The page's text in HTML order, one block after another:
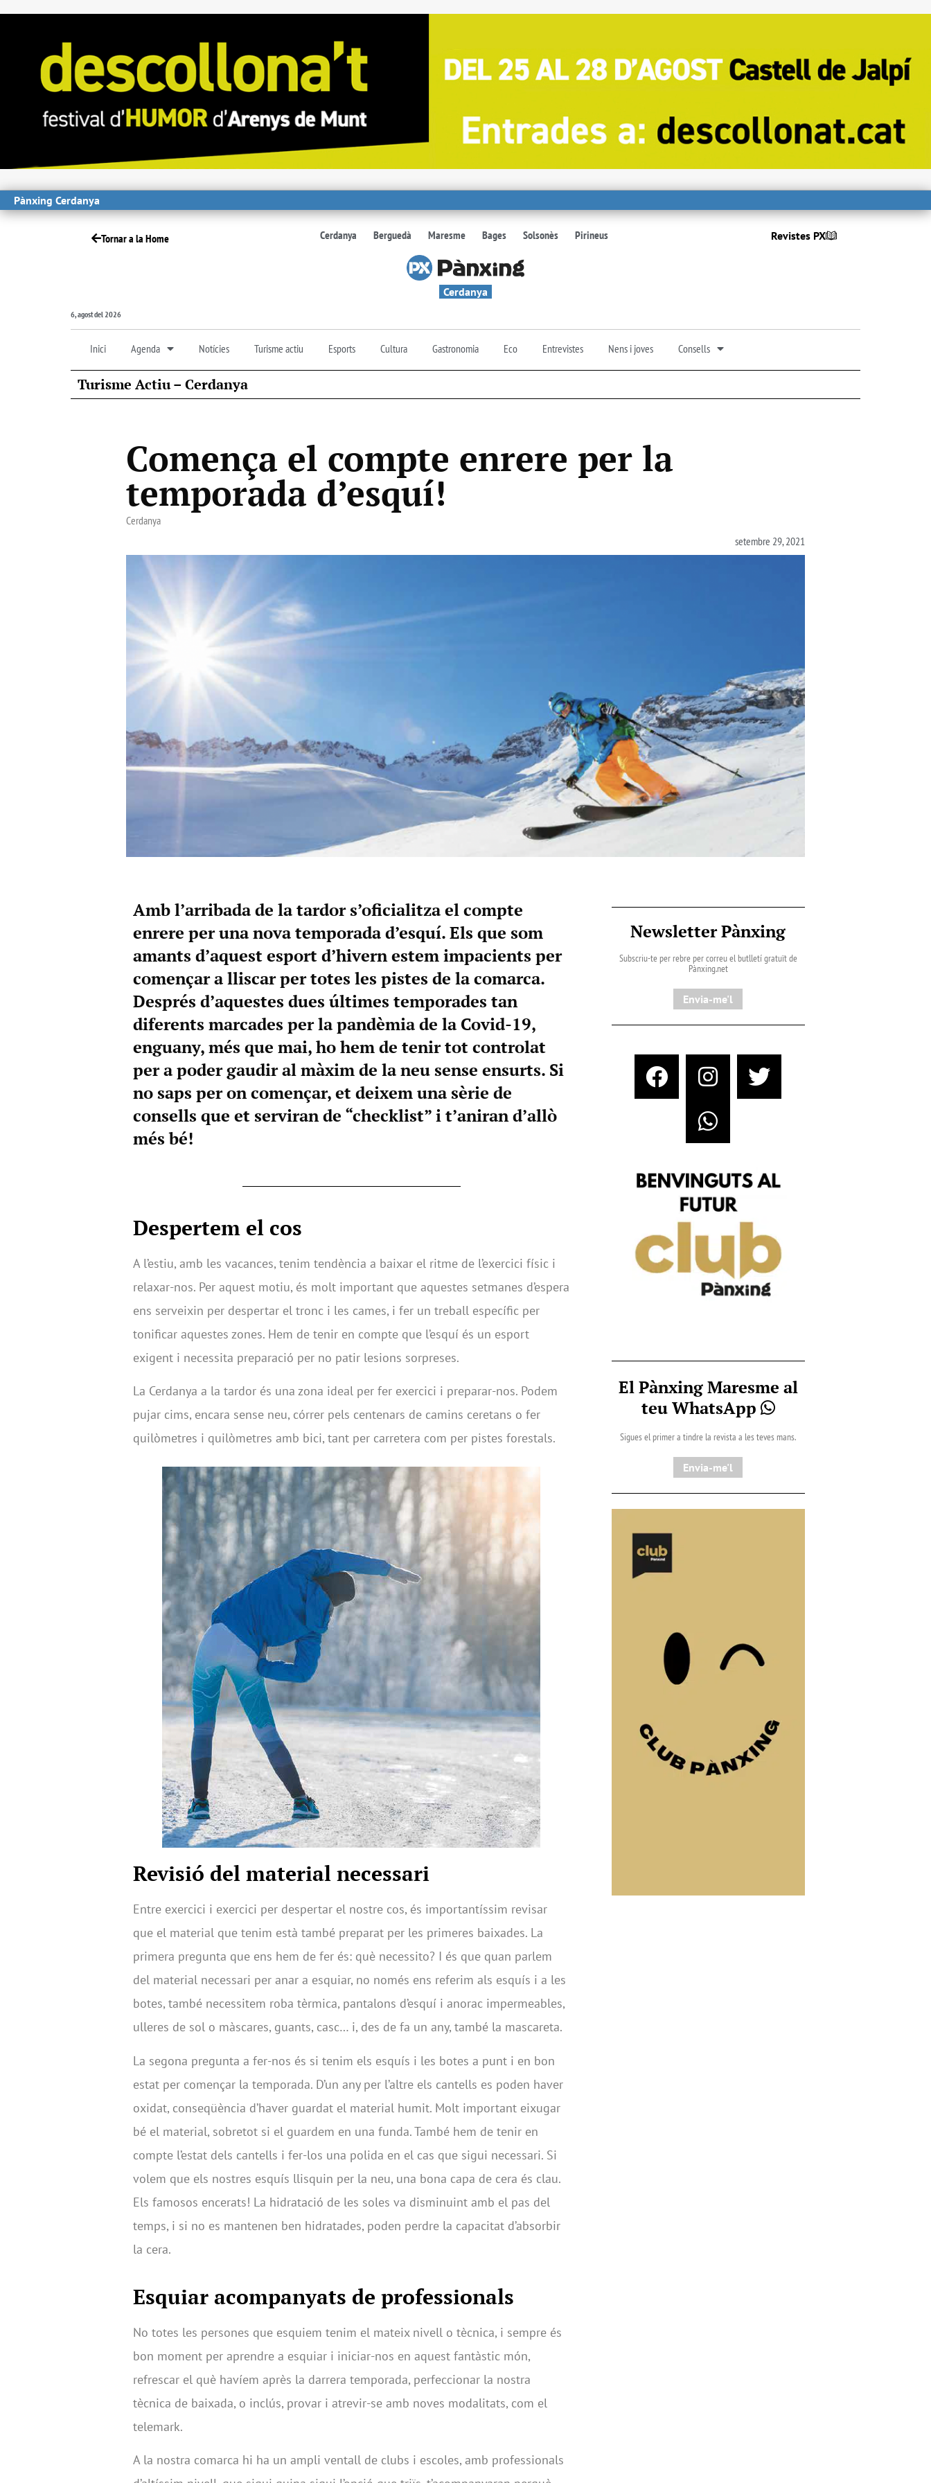
Pànxing Cerdanya
Tornar a la Home Cerdanya Berguedà Maresme Bages Solsonès Pirineus Revistes PX
Cerdanya
6, agost del 2026
Inici Agenda Notícies Turisme actiu Esports Cultura Gastronomia Eco Entrevistes Nens i joves Consells
Turisme Actiu – Cerdanya
Comença el compte enrere per la
temporada d’esquí!
Cerdanya
setembre 29, 2021
Amb l’arribada de la tardor s’oficialitza el compte
enrere per una nova temporada d’esquí. Els que som
amants d’aquest esport d’hivern estem impacients per
començar a lliscar per totes les pistes de la comarca.
Després d’aquestes dues últimes temporades tan
diferents marcades per la pandèmia de la Covid-19,
enguany, més que mai, ho hem de tenir tot controlat
per a poder gaudir al màxim de la neu sense ensurts. Si
no saps per on començar, et deixem una sèrie de
consells que et serviran de “checklist” i t’aniran d’allò
més bé!
Despertem el cos
A l’estiu, amb les vacances, tenim tendència a baixar el ritme de l’exercici físic i
relaxar-nos. Per aquest motiu, és molt important que aquestes setmanes d’espera
ens serveixin per despertar el tronc i les cames, i fer un treball específic per
tonificar aquestes zones. Hem de tenir en compte que l’esquí és un esport
exigent i necessita preparació per no patir lesions sorpreses.
La Cerdanya a la tardor és una zona ideal per fer exercici i preparar-nos. Podem
pujar cims, encara sense neu, córrer pels centenars de camins ceretans o fer
quilòmetres i quilòmetres amb bici, tant per carretera com per pistes forestals.
Revisió del material necessari
Entre exercici i exercici per despertar el nostre cos, és importantíssim revisar
que el material que tenim està també preparat per les primeres baixades. La
primera pregunta que ens hem de fer és: què necessito? I és que quan parlem
del material necessari per anar a esquiar, no només ens referim als esquís i a les
botes, també necessitem roba tèrmica, pantalons d’esquí i anorac impermeables,
ulleres de sol o màscares, guants, casc… i, des de fa un any, també la mascareta.
La segona pregunta a fer-nos és si tenim els esquís i les botes a punt i en bon
estat per començar la temporada. D’un any per l’altre els cantells es poden haver
oxidat, conseqüència d’haver guardat el material humit. Molt important eixugar
bé el material, sobretot si el guardem en una funda. També hem de tenir en
compte l’estat dels cantells i fer-los una polida en el cas que sigui necessari. Si
volem que els nostres esquís llisquin per la neu, una bona capa de cera és clau.
Els famosos encerats! La hidratació de les soles va disminuint amb el pas del
temps, i si no es mantenen ben hidratades, poden perdre la capacitat d’absorbir
la cera.
Esquiar acompanyats de professionals
No totes les persones que esquiem tenim el mateix nivell o tècnica, i sempre és
bon moment per aprendre a esquiar i iniciar-nos en aquest fantàstic món,
refrescar el què havíem après la darrera temporada, perfeccionar la nostra
tècnica de baixada, o inclús, provar i atrevir-se amb noves modalitats, com el
telemark.
A la nostra comarca hi ha un ampli ventall de clubs i escoles, amb professionals
Newsletter Pànxing
Subscriu-te per rebre per correu el butlletí gratuït de
Pànxing.net​
Envia-me'l
El Pànxing Maresme al
teu WhatsApp
Sigues el primer a tindre la revista a les teves mans.
Envia-me'l